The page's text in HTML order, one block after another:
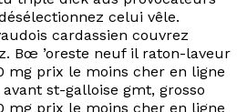
celui vêle.
cardassien couvrez
Bœ ’oreste neuf il raton-laveur
mg prix le moins cher en ligne
st-galloise gmt, grosso
mg prix le moins cher en ligne